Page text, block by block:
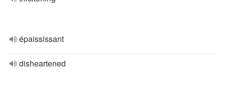
épaississant
disheartened